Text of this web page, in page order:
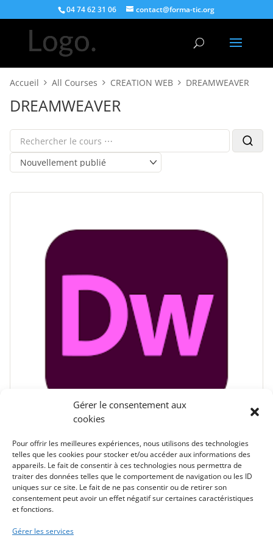
Gérer le consentement aux
cookies
Pour offrir les meilleures expériences, nous utilisons des technologies
telles que les cookies pour stocker et/ou accéder aux informations des
appareils. Le fait de consentir à ces technologies nous permettra de
traiter des données telles que le comportement de navigation ou les ID
uniques sur ce site. Le fait de ne pas consentir ou de retirer son
consentement peut avoir un effet négatif sur certaines caractéristiques
et fonctions.
Gérer les services
04 74 62 31 06 contact@forma-tic.org
Accueil All Courses CREATION WEB DREAMWEAVER
DREAMWEAVER
DREAMWEAVER
by ROUGEON STEPHANE
in CREATION WEB,DREAMWEAVER